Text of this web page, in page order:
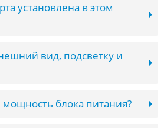
установлена в этом
вид, подсветку и
мощность блока питания?